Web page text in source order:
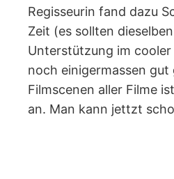
Regisseurin fand dazu
Zeit (es sollten
Unterstützung im
noch einigermassen
Filmscenen aller Filme
an. Man kann jettzt